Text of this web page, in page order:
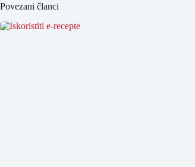
Povezani članci